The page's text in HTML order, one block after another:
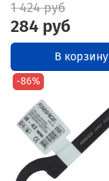
1 424 руб
284 руб
В корзину
-86%